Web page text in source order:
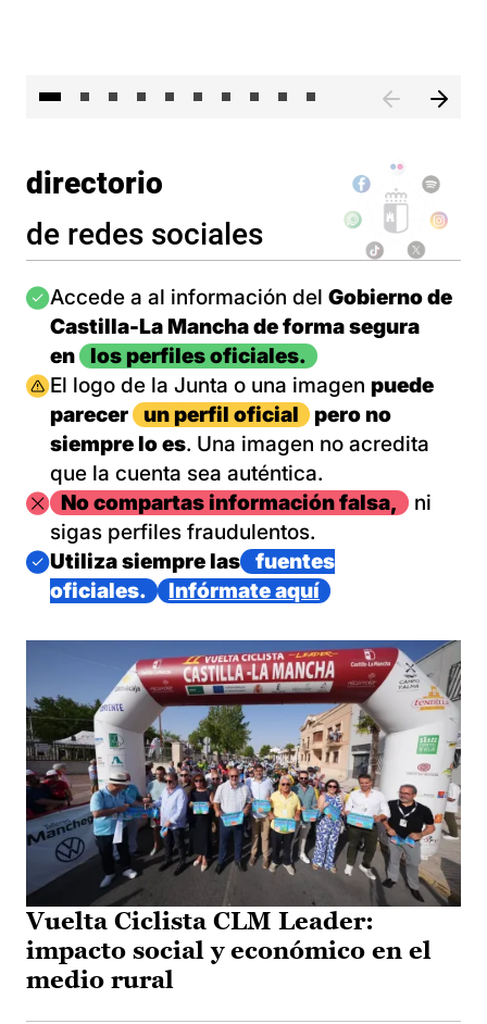
directorio
de redes sociales
Imagen
Accede a al información del Gobierno de
Castilla-La Mancha de forma segura
en
los perfiles oficiales.
Imagen
El logo de la Junta o una imagen puede
parecer
un perfil oficial
pero no
siempre lo es. Una imagen no acredita
que la cuenta sea auténtica.
ImagenNo compartas información falsa,
ni
sigas perfiles fraudulentos.
Imagen
Utiliza siempre las
fuentes
oficiales.
Infórmate aquí
Vuelta Ciclista CLM Leader:
impacto social y económico en el
medio rural